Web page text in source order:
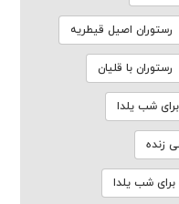
رستوران اصیل قیطریه
رستوران با قلیان
شب یلدا
زنده
برای شب یلدا